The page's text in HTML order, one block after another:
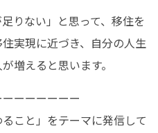
りない」と思って、移住を
実現に近づき、自分の人生
増えると思います。
ーーーーーー
こと」をテーマに発信して